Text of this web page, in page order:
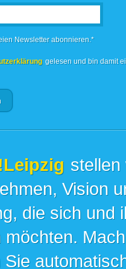
Newsletter abonnieren.*
gelesen und bin damit
Vision
die sich und
möchten.
Sie